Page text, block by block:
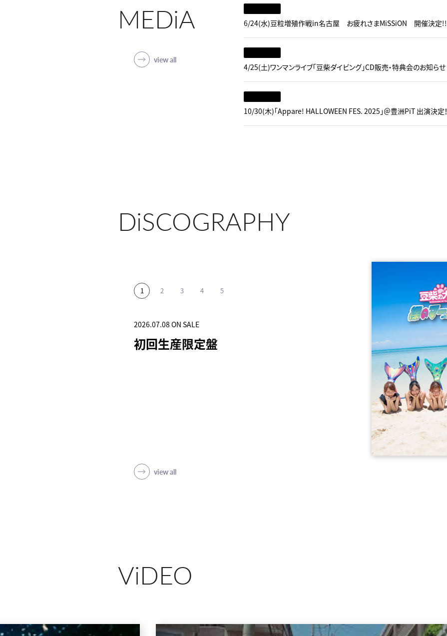
MEDiA
view all
6/24(水)豆粒増殖作戦in名古屋 お疲れさまMiSSiON 開催決定!!
4/25(土)ワンマンライブ「豆柴ダイビング」CD販売・特典会のお知らせ
10/30(木)「Appare! HALLOWEEN FES. 2025」＠豊洲PiT 出演決定！
DiSCOGRAPHY
2026.07.08 ON SALE
初回生産限定盤
2025.11.12 ON SALE
初回生産限定盤
2025.06.04 ON SALE
初回生産限定盤
2024.12.25 ON SALE
突破
2024.04.03 ON SALE
初回生産限定盤(1CD＋5Blu-ray＋P
view all
ViDEO